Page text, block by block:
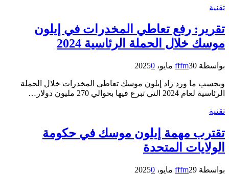
تقنية
تقرير: رفع تعاطي المخدرات في إيلون
موسك خلال الحملة الرئاسية 2024
بواسطة fffm30 مايو، 2025 0
وبحسب ما ورد زاد إيلون موسك تعاطي المخدرات خلال الحملة
الرئاسية لعام 2024 التي تبرع فيها بحوالي 270 مليون دولار…
تقنية
تقترب مهمة إيلون موسك في حكومة
الولايات المتحدة
بواسطة fffm29 مايو، 2025 0